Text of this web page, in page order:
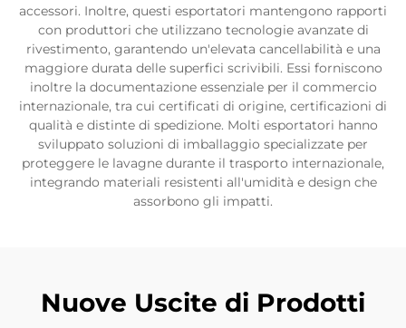
accessori. Inoltre, questi esportatori mantengono rapporti
con produttori che utilizzano tecnologie avanzate di
rivestimento, garantendo un'elevata cancellabilità e una
maggiore durata delle superfici scrivibili. Essi forniscono
inoltre la documentazione essenziale per il commercio
internazionale, tra cui certificati di origine, certificazioni di
qualità e distinte di spedizione. Molti esportatori hanno
sviluppato soluzioni di imballaggio specializzate per
proteggere le lavagne durante il trasporto internazionale,
integrando materiali resistenti all'umidità e design che
assorbono gli impatti.
Nuove Uscite di Prodotti